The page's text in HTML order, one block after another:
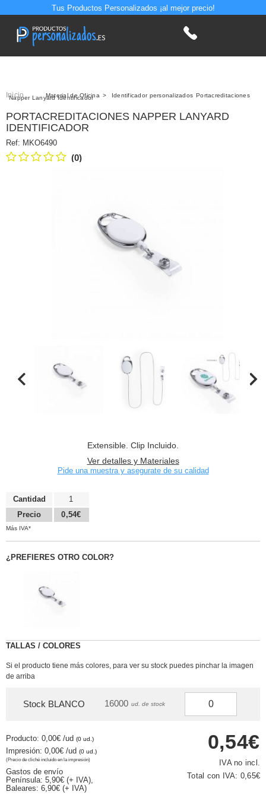
Tus Productos Personalizados ¡al mejor precio!
Inicio > Material de Oficina > Identificador personalizados Portacreditaciones
Napper Lanyard Identificador
PORTACREDITACIONES NAPPER LANYARD
IDENTIFICADOR
Ref: MKO6490
(0)
Extensible. Clip Incluido.
Ver detalles y Materiales
Pide una muestra y asegurate de su calidad
Cantidad
Precio
1
0,54€
Más IVA*
¿PREFIERES OTRO COLOR?
TALLAS / COLORES
Si el producto tiene más colores, para ver su stock puedes pinchar la imagen
de arriba
Stock BLANCO 16000 ud. de stock
Producto: 0,00€ /ud (0 ud.)
Impresión: 0,00€ /ud (0 ud.)
(Precio de cliché incluido en la impresión)
Gastos de envío
Península: 5,90€ (+ IVA),
Baleares: 6,90€ (+ IVA)
0,54€
IVA no incl.
Total con IVA: 0,65€